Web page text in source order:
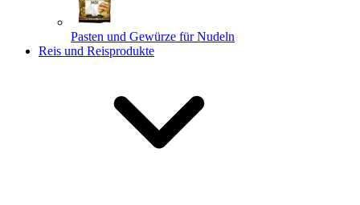
Pasten und Gewürze für Nudeln
Reis und Reisprodukte